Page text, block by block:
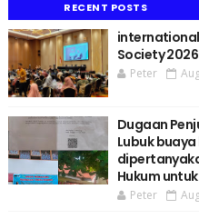
RECENT POSTS
international
Society
Peter
Dugaan
Lubuk
Hukum
Peter